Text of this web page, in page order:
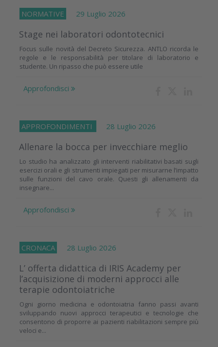
NORMATIVE 29 Luglio 2026
Stage nei laboratori odontotecnici
Focus sulle novità del Decreto Sicurezza. ANTLO ricorda le
regole e le responsabilità per titolare di laboratorio e
studente. Un ripasso che può essere utile
Approfondisci
APPROFONDIMENTI 28 Luglio 2026
Allenare la bocca per invecchiare meglio
Lo studio ha analizzato gli interventi riabilitativi basati sugli
esercizi orali e gli strumenti impiegati per misurarne l’impatto
sulle funzioni del cavo orale. Questi gli allenamenti da
insegnare...
Approfondisci
CRONACA 28 Luglio 2026
L’ offerta didattica di IRIS Academy per
l’acquisizione di moderni approcci alle
terapie odontoiatriche
Ogni giorno medicina e odontoiatria fanno passi avanti
sviluppando nuovi approcci terapeutici e tecnologie che
consentono di proporre ai pazienti riabilitazioni sempre più
veloci e...